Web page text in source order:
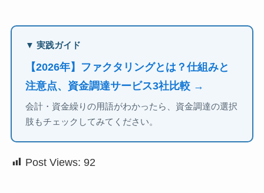
▼ 実践ガイド
【2026年】ファクタリングとは？仕組みと
注意点、資金調達サービス3社比較 →
会計・資金繰りの用語がわかったら、資金調達の選択
肢もチェックしてみてください。
Post Views: 92